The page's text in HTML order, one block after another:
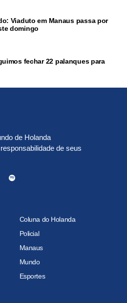
Viaduto em Manaus passa por
domingo
fechar 22 palanques para
de Holanda
de seus
Coluna do Holanda
Policial
Manaus
Mundo
Esportes